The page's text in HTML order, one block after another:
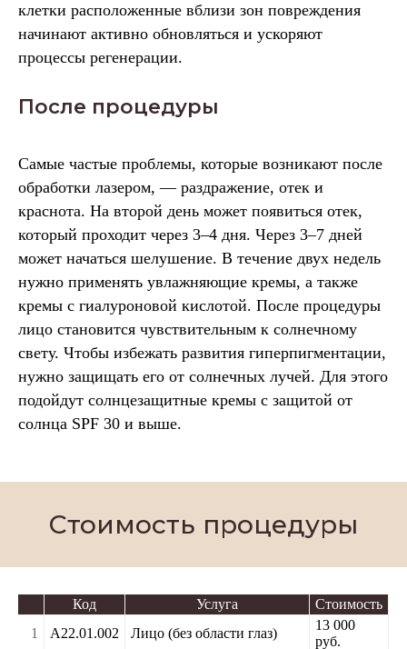
клетки расположенные вблизи зон повреждения
начинают активно обновляться и ускоряют
процессы регенерации.
После процедуры
Самые частые проблемы, которые возникают после
обработки лазером, — раздражение, отек и
краснота. На второй день может появиться отек,
который проходит через 3–4 дня. Через 3–7 дней
может начаться шелушение. В течение двух недель
нужно применять увлажняющие кремы, а также
кремы с гиалуроновой кислотой. После процедуры
лицо становится чувствительным к солнечному
свету. Чтобы избежать развития гиперпигментации,
нужно защищать его от солнечных лучей. Для этого
подойдут солнцезащитные кремы с защитой от
солнца SPF 30 и выше.
Стоимость процедуры
Код Услуга
Стоимость
1
A22.01.002 Лицо (без области глаз)
13 000
руб.